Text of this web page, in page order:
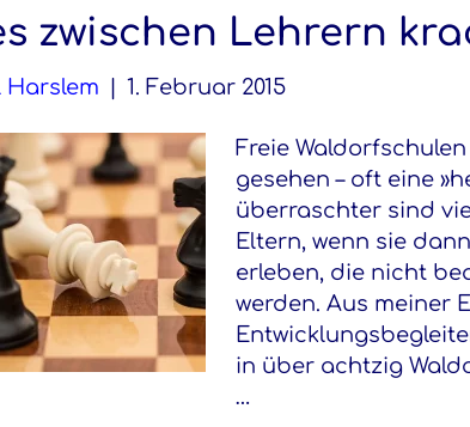
zwischen Lehrern
Harslem 1. Februar 2015
Freie
gesehen – oft eine
überraschter sind
Eltern, wenn sie
erleben, die nicht
werden. Aus meiner
in über achtzig
…